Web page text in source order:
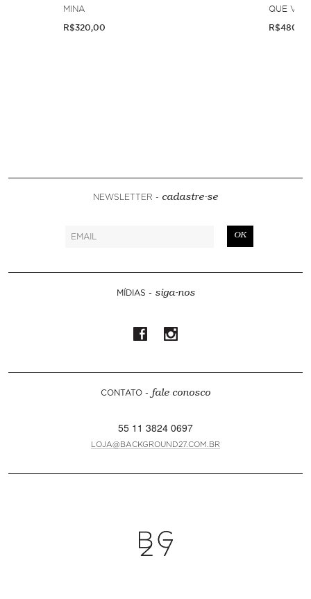
MINA
R$320,00
QUE
NEWSLETTER - cadastre-se
OK
MÍDIAS - siga-nos
CONTATO - fale conosco
55 11 3824 0697
LOJA@BACKGROUND27.COM.BR